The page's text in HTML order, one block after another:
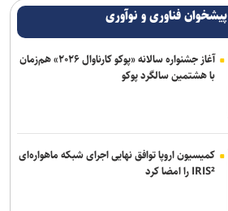
پیشخوان فناوری و نوآوری
آغاز جشنواره سالانه «پوکو کارناوال ۲۰۲۶» هم‌زمان
با هشتمین سالگرد پوکو
کمیسیون اروپا توافق نهایی اجرای شبکه ماهواره‌ای
IRIS² را امضا کرد